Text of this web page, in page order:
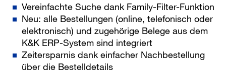
Vereinfachte Suche dank Family-Filter-Funktion
Neu: alle Bestellungen (online, telefonisch oder
elektronisch) und zugehörige Belege aus dem
K&K ERP-System sind integriert
Zeitersparnis dank einfacher Nachbestellung
über die Bestelldetails